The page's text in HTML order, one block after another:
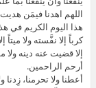
اللهم اهدنا فيمَن
هذا اليوم الكريم في
كرباً إلا نفَّسته ولا ميتاً
إلا قضيت عنه دينه ولا
أرحم الراحمين.
أعطنا ولا تحرمنا، زِدنا